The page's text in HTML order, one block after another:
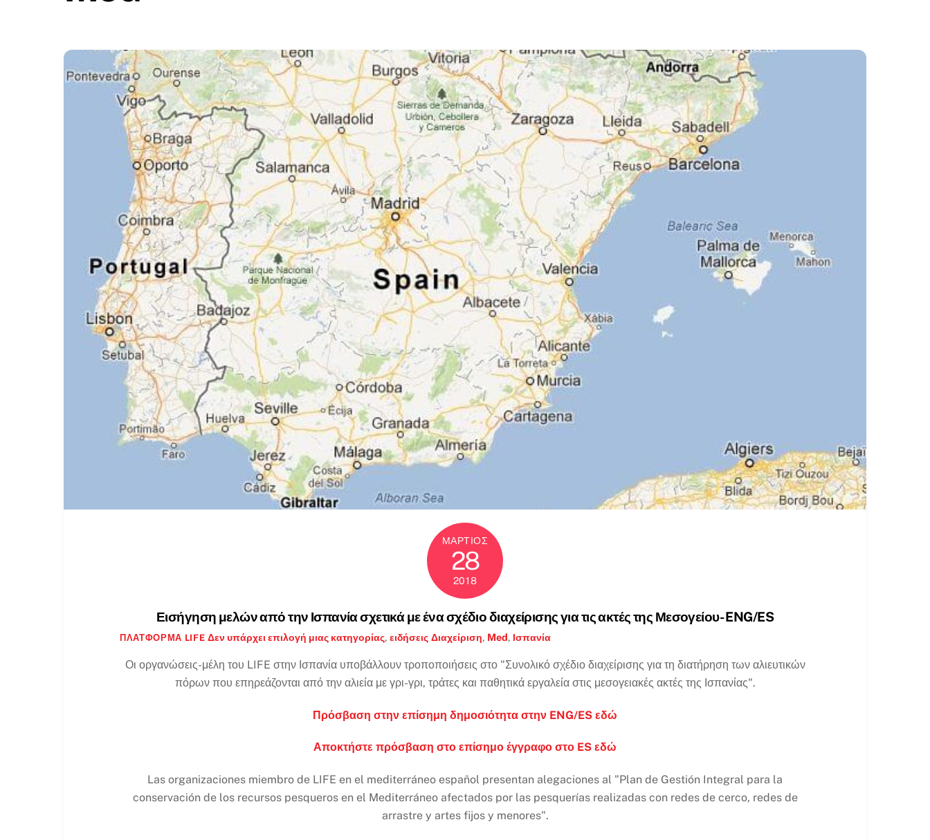
ΜΆΡΤΙΟΣ
28
2018
Εισήγηση μελών από την Ισπανία σχετικά με ένα σχέδιο διαχείρισης για τις ακτές της Μεσογείου- ENG/ES
ΠΛΑΤΦΌΡΜΑ LIFE Δεν υπάρχει επιλογή μιας κατηγορίας,ειδήσεις Διαχείριση, Med, Ισπανία
Οι οργανώσεις-μέλη του LIFE στην Ισπανία υποβάλλουν τροποποιήσεις στο "Συνολικό σχέδιο διαχείρισης για τη διατήρηση των αλιευτικών
πόρων που επηρεάζονται από την αλιεία με γρι-γρι, τράτες και παθητικά εργαλεία στις μεσογειακές ακτές της Ισπανίας".
Πρόσβαση στην επίσημη δημοσιότητα στην ENG/ES εδώ
Αποκτήστε πρόσβαση στο επίσημο έγγραφο στο ES εδώ
Las organizaciones miembro de LIFE en el mediterráneo español presentan alegaciones al "Plan de Gestión Integral para la
conservación de los recursos pesqueros en el Mediterráneo afectados por las pesquerías realizadas con redes de cerco, redes de
arrastre y artes fijos y menores".